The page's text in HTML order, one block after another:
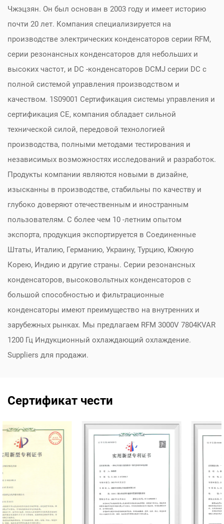
Чжэцзян. Он был основан в 2003 году и имеет историю
почти 20 лет. Компания специализируется на
производстве электрических конденсаторов серии RFM,
серии резонансных конденсаторов для небольших и
высоких частот, и DC -конденсаторов DCMJ серии DC с
полной системой управления производством и
качеством. 1S09001 Сертификация системы управления и
сертификация CE, компания обладает сильной
технической силой, передовой технологией
производства, полными методами тестирования и
независимых возможностях исследований и разработок.
Продукты компании являются новыми в дизайне,
изысканны в производстве, стабильны по качеству и
глубоко доверяют отечественным и иностранным
пользователям. С более чем 10 -летним опытом
экспорта, продукция экспортируется в Соединенные
Штаты, Италию, Германию, Украину, Турцию, Южную
Корею, Индию и другие страны. Серии резонансных
конденсаторов, высоковольтных конденсаторов с
большой способностью и фильтрационные
конденсаторы имеют преимущество на внутренних и
зарубежных рынках. Мы предлагаем RFM 3000V 7804KVAR
1200 Гц Индукционный охлаждающий охлаждение.
Suppliers для продажи.
Сертификат чести